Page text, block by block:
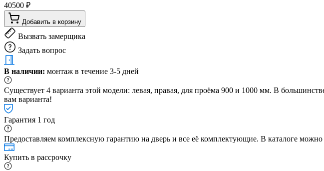
40500 ₽
Добавить в корзину
Вызвать замерщика
Задать вопрос
В наличии: монтаж в течение 3-5 дней
Существует 4 варианта этой модели: левая, правая, для проёма 900 и 1000 мм. В
вам варианта!
Гарантия 1 год
Предоставляем комплексную гарантию на дверь и все её комплектующие. В каталоге можно
Купить в рассрочку